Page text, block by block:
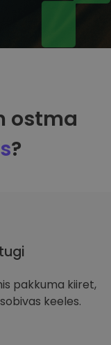
ostma
?
pakkuma kiiret,
keeles.